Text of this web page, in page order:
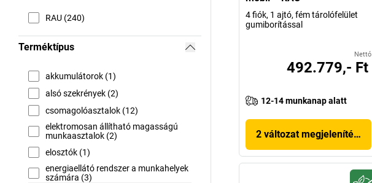
RAU (240)
Terméktípus
akkumulátorok (1)
alsó szekrények (2)
csomagolóasztalok (12)
elektromosan állítható magasságú
munkaasztalok (2)
elosztók (1)
energiaellátó rendszer a munkahelyek
számára (3)
4 fiók, 1 ajtó, fém tárolófelület
gumiborítással
Nettó
492.779,- Ft
12-14 munkanap alatt
2 változat megjelenítése